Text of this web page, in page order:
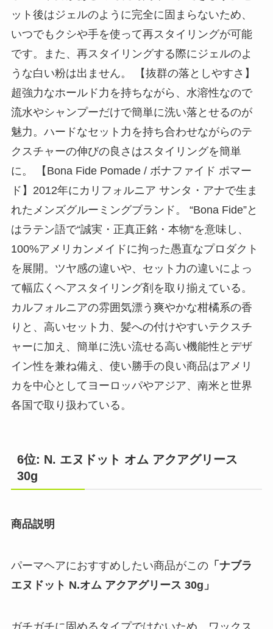
ット後はジェルのように完全に固まらないため、
いつでもクシや手を使って再スタイリングが可能
です。また、再スタイリングする際にジェルのよ
うな白い粉は出ません。 【抜群の落としやすさ】
超強力なホールド力を持ちながら、水溶性なので
流水やシャンプーだけで簡単に洗い落とせるのが
魅力。ハードなセット力を持ち合わせながらのテ
クスチャーの伸びの良さはスタイリングを簡単
に。 【Bona Fide Pomade / ボナファイド ポマー
ド】2012年にカリフォルニア サンタ・アナで生ま
れたメンズグルーミングブランド。 “Bona Fide”と
はラテン語で“誠実・正真正銘・本物“を意味し、
100%アメリカンメイドに拘った愚直なプロダクト
を展開。ツヤ感の違いや、セット力の違いによっ
て幅広くヘアスタイリング剤を取り揃えている。
カルフォルニアの雰囲気漂う爽やかな柑橘系の香
りと、高いセット力、髪への付けやすいテクスチ
ャーに加え、簡単に洗い流せる高い機能性とデザ
イン性を兼ね備え、使い勝手の良い商品はアメリ
カを中心としてヨーロッパやアジア、南米と世界
各国で取り扱わている。
6位: N. エヌドット オム アクアグリース
30g
商品説明
パーマヘアにおすすめしたい商品がこの「ナブラ
エヌドット N.オム アクアグリース 30g」
ガチガチに固めるタイプではないため、ワックス